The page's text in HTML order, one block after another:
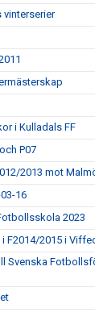
vinterserier
i Kulladals FF
P07
2013 mot
16
2023
F2014/2015 i
Svenska